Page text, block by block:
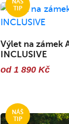
Výlet na zámek
INCLUSIVE
od 1 890 Kč